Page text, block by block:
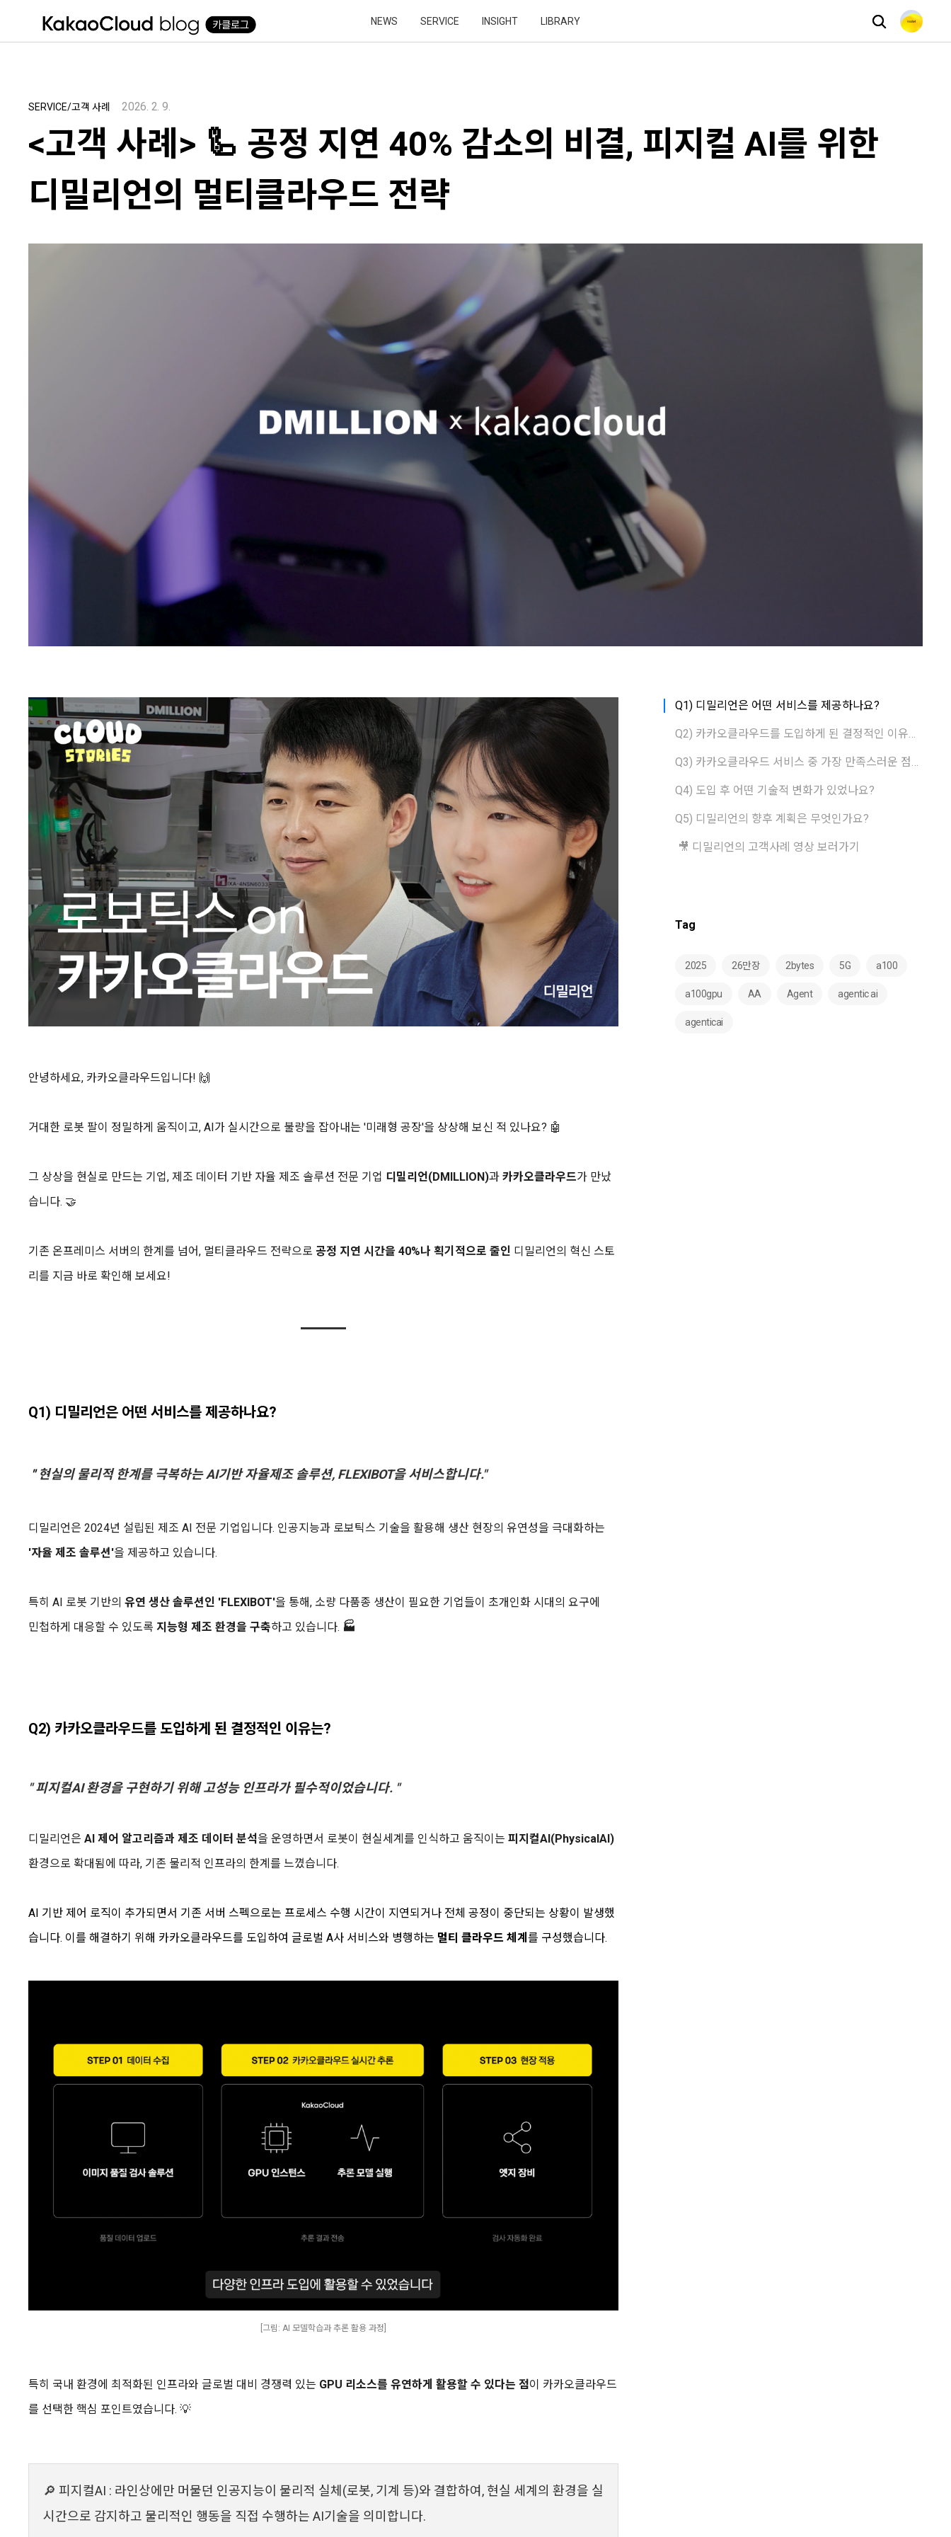
NEWS
SERVICE INSIGHT LIBRARY
SERVICE/고객 사례 2026. 2. 9.
<고객 사례> 🦾 공정 지연 40% 감소의 비결, 피지컬 AI를 위한
디밀리언의 멀티클라우드 전략
안녕하세 요, 카카오클라우드입니다! 🙌
거대한 로봇 팔이 정밀하게 움직이고, AI가 실시간으로 불량을 잡아내는 '미래형 공장'을 상상해 보신 적 있나요? 🤖
그 상상을 현실로 만드는 기업, 제조 데이터 기반 자율 제조 솔루션 전문 기업 디밀리언(DMILLION)과 카카오클라우드가 만났
습니다. 🤝
기존 온프레미스 서버의 한계를 넘어, 멀티클라우드 전략으로 공정 지연 시간을 40%나 획기적으로 줄인 디밀리언의 혁신 스토
리를 지금 바로 확인해 보세요!
Q1) 디밀리언은 어떤 서비스를 제공하나요?
"현실의 물리적 한계를 극복하는 AI기반 자율제조 솔루션, FLEXIBOT을 서비스합니다."
디밀리언은 2024년 설립된 제조 AI 전문 기업입니다. 인공지능과 로보틱스 기술을 활용해 생산 현장의 유연성을 극대화하는
'자율 제조 솔루션'을 제공하고 있습니다.
특히 AI 로봇 기반의 유연 생산 솔루션인 'FLEXIBOT'을 통해, 소량 다품종 생산이 필요한 기업들이 초개인화 시대의 요구에
민첩하게 대응할 수 있도록 지능형 제조 환경을 구축하고 있습니다. 🏭
Q2) 카카오클라우드를 도입하게 된 결정적인 이유는?
" 피지컬AI 환경을 구현하기 위해 고성능 인프라가 필수적이었습니다. "
디밀리언은 AI 제어 알고리즘과 제조 데이터 분석을 운영하면서 로봇이 현실세계를 인식하고 움직이는 피지컬AI(PhysicalAI)
환경으로 확대됨에 따라, 기존 물리적 인프라의 한계를 느꼈습니다.
AI 기반 제어 로직이 추가되면서 기존 서버 스펙으로는 프로세스 수행 시간이 지연되거나 전체 공정이 중단되는 상황이 발생했
습니다. 이를 해결하기 위해 카카오클라우드를 도입하여 글로벌 A사 서비스와 병행하는 멀티 클라우드 체계 를 구성했습니다.
[그림: AI 모델학습과 추론 활용 과정]
특히 국내 환경에 최적화된 인프라와 글로벌 대비 경쟁력 있는 GPU 리소스를 유연하게 활용할 수 있다는 점이 카카오클라우드
를 선택한 핵심 포인트였습니다. 💡
🔎 피지컬AI : 라인상에만 머물던 인공지능이 물리적 실체(로봇, 기계 등)와 결합하여, 현실 세계의 환경을 실
시간으로 감지하고 물리적인 행동을 직접 수행하는 AI기술을 의미합니다.
Q1) 디밀리언은 어떤 서비스를 제공하나요?
Q2) 카카오클라우드를 도입하게 된 결정적인 이유는?
Q3) 카카오클라우드 서비스 중 가장 만족스러운 점은 무엇인가요?
Q4) 도입 후 어떤 기술적 변화가 있었나요?
Q5) 디밀리언의 향후 계획은 무엇인가요?
🎥 디밀리언의 고객사례 영상 보러가기
Tag
2025 26만장 2bytes 5G a100
a100gpu AA Agent agentic ai
agenticai